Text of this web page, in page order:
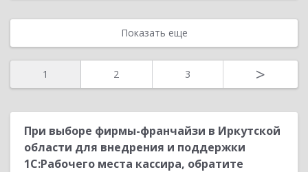
Показать еще
1 2 3 >
При выборе фирмы-франчайзи в Иркутской
области для внедрения и поддержки
1С:Рабочего места кассира, обратите